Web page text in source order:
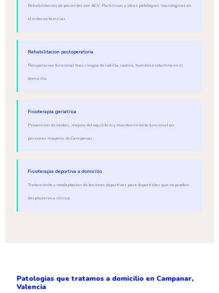
Rehabilitacion de pacientes con ACV, Parkinson u otras patologias neurologicas en
el entorno familiar.
Rehabilitacion postoperatoria
Recuperacion funcional tras cirugia de rodilla, cadera, hombro o columna en el
domicilio.
Fisioterapia geriatrica
Prevencion de caidas, mejora del equilibrio y mantenimiento funcional en
personas mayores de Campanar.
Fisioterapia deportiva a domicilio
Tratamiento y readaptacion de lesiones deportivas para deportistas que no pueden
desplazarse a clinica.
Patologias que tratamos a domicilio en Campanar,
Valencia